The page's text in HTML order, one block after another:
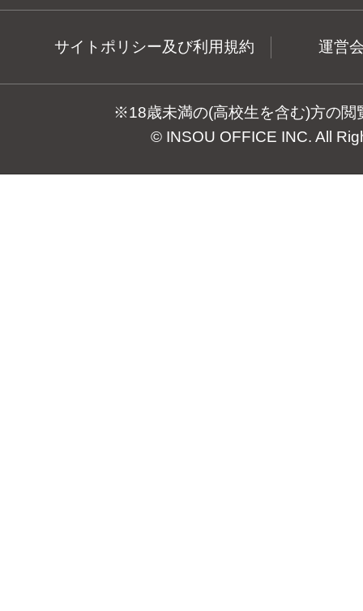
サイトポリシー及び利用規約 運営
※18歳未満の(高校生を含む)方の閲
© INSOU OFFICE INC. All